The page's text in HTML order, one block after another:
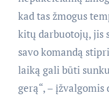
kad tas žmogus
kitų darbuotojų, jis
savo komandą
laiką gali būti
gerą“, –